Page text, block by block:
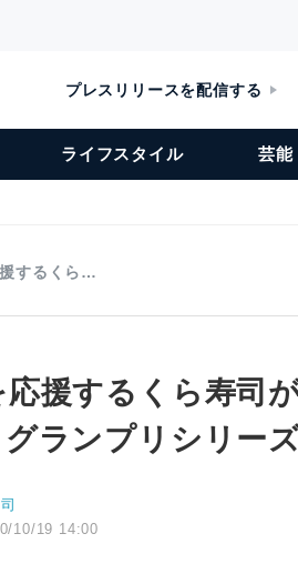
プレスリリースを配信する
ライフスタイル 芸能
するくら…
援するくら寿司
ランプリシリー
10/19 14:00